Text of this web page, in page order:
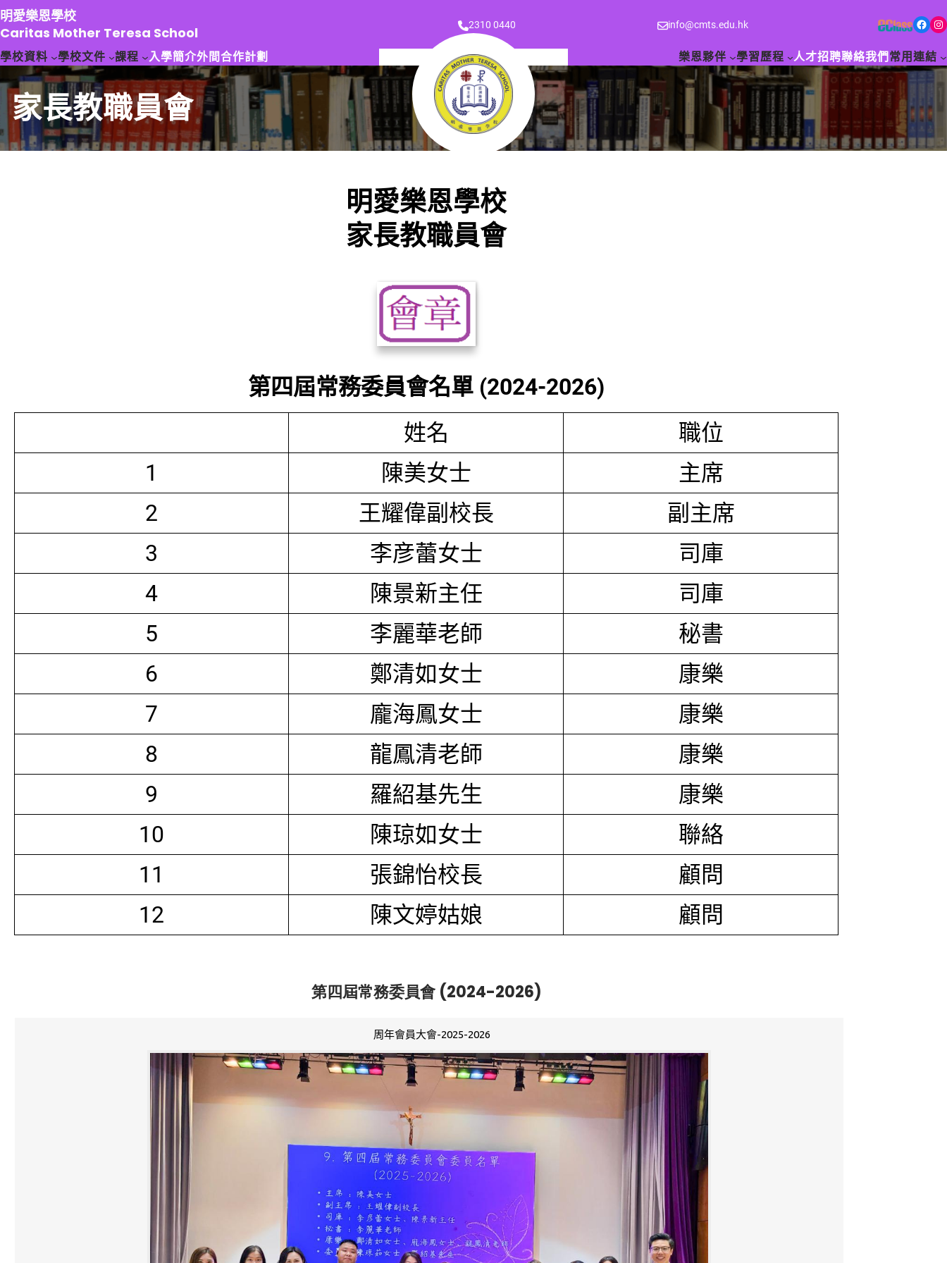
跳
至
主
要
容
明愛樂恩學校
Caritas Mother Teresa School
2310 0440 info@cmts.edu.hk Facebook Instagram
學校資料 學校文件 課程 入學簡介外間合作計劃 樂恩夥伴 學習歷程 人才招聘聯絡我們 常用連結
家長教職員會
明愛樂恩學校
家長教職員會
第四屆常務委員會名單 (2024-2026)
姓名
職位
1
陳美女士
主席
2
王耀偉副校長
副主席
3
李彦蕾女士
司庫
4
陳景新主任
司庫
5
李麗華老師
秘書
6
鄭清如女士
康樂
7
龐海鳳女士
康樂
8
龍鳳清老師
康樂
9
羅紹基先生
康樂
10
陳琼如女士
聯絡
11
張錦怡校長
顧問
12
陳文婷姑娘 顧問
第四屆常務委員會 (2024-2026)
周年會員大會-2025-2026